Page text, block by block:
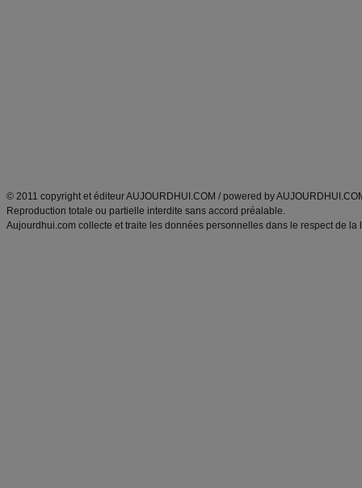
© 2011 copyright et éditeur AUJOURDHUI.COM / powered by
Reproduction totale ou partielle interdite sans accord préalable.
Aujourdhui.com collecte et traite les données personnelles dans le respect de